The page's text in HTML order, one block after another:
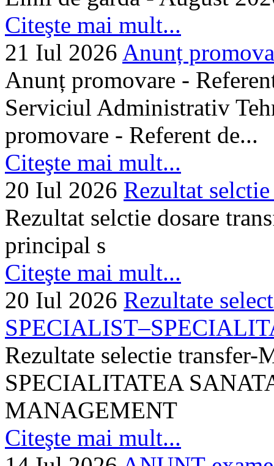
Citeşte mai mult...
21 Iul 2026 Anunț
Anunț promovare -
Serviciul Administrativ
promovare - Referent de...
Citeşte mai mult...
20 Iul 2026 Rezultat
Rezultat selctie dosare
principal s
Citeşte mai mult...
20 Iul 2026 Rezultate
Rezultate selectie
SPECIALITATEA
MANAGEMENT
Citeşte mai mult...